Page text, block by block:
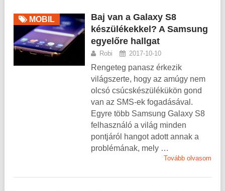
MOBIL
Baj van a Galaxy S8
készülékekkel? A Samsung
egyelőre hallgat
Robi 2017-10-10
Rengeteg panasz érkezik
világszerte, hogy az amúgy nem
olcsó csúcskészülékükön gond
van az SMS-ek fogadásával.
Egyre több Samsung Galaxy S8
felhasználó a világ minden
pontjáról hangot adott annak a
problémának, mely …
Tovább olvasom